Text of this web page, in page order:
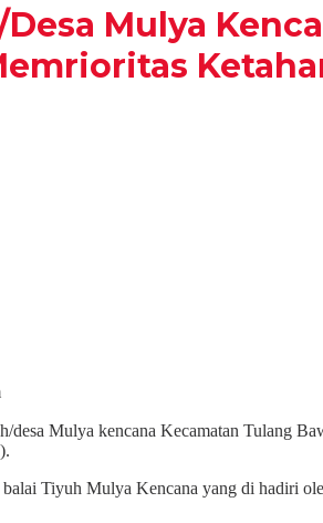
Mulya
desa Mulya kencana Kecamatan Tulang
Tiyuh Mulya Kencana yang di hadiri